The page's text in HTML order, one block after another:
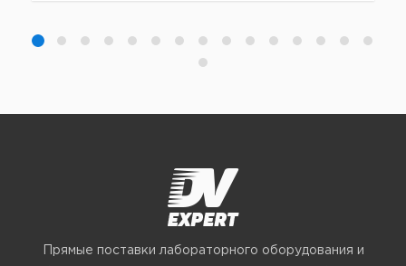
Прямые поставки лабораторного оборудования и